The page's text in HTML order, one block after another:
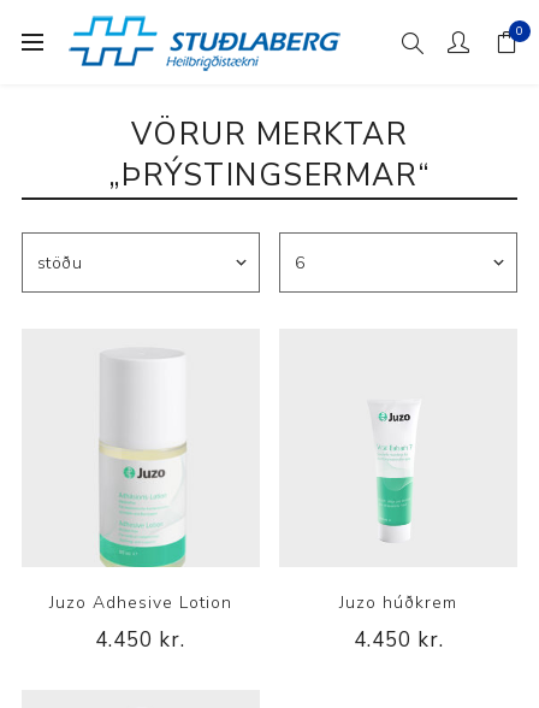
0
VÖRUR MERKTAR
„ÞRÝSTINGSERMAR“
Juzo Adhesive Lotion
4.450 kr.
Juzo húðkrem
4.450 kr.